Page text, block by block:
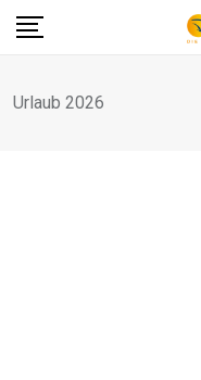
Skip
Urlaub 2026